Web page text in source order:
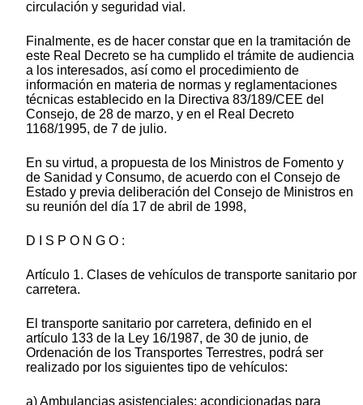
circulación y seguridad vial.
Finalmente, es de hacer constar que en la tramitación de
este Real Decreto se ha cumplido el trámite de audiencia
a los interesados, así como el procedimiento de
información en materia de normas y reglamentaciones
técnicas establecido en la Directiva 83/189/CEE del
Consejo, de 28 de marzo, y en el Real Decreto
1168/1995, de 7 de julio.
En su virtud, a propuesta de los Ministros de Fomento y
de Sanidad y Consumo, de acuerdo con el Consejo de
Estado y previa deliberación del Consejo de Ministros en
su reunión del día 17 de abril de 1998,
D I S P O N G O :
Artículo 1. Clases de vehículos de transporte sanitario por
carretera.
El transporte sanitario por carretera, definido en el
artículo 133 de la Ley 16/1987, de 30 de junio, de
Ordenación de los Transportes Terrestres, podrá ser
realizado por los siguientes tipo de vehículos:
a) Ambulancias asistenciales: acondicionadas para